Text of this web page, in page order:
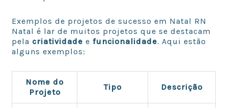
Exemplos de projetos de sucesso em Natal RN
Natal é lar de muitos projetos que se destacam
pela criatividade efuncionalidade. Aqui estão
alguns exemplos:
Nome do
Projeto
Tipo Descrição